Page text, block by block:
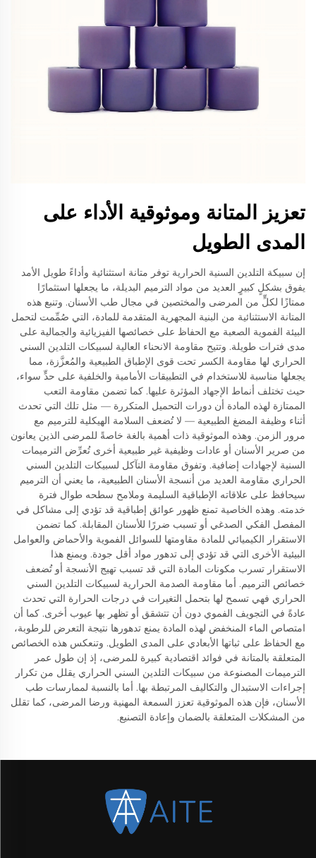
تعزيز المتانة وموثوقية الأداء على
المدى الطويل
إن سبيكة التلدين السنية الحرارية توفر متانة استثنائية وأداءً طويل الأمد
يفوق بشكلٍ كبيرٍ العديد من مواد الترميم البديلة، ما يجعلها استثمارًا
ممتازًا لكلٍّ من المرضى والمختصين في مجال طب الأسنان. وتنبع هذه
المتانة الاستثنائية من البنية المجهرية المتقدمة للمادة، التي صُمِّمت لتحمل
البيئة الفموية الصعبة مع الحفاظ على خصائصها الفيزيائية والجمالية على
مدى فترات طويلة. وتتيح مقاومة الانحناء العالية لسبيكات التلدين السني
الحراري لها مقاومة الكسر تحت قوى الإطباق الطبيعية والمُعزَّزة، مما
يجعلها مناسبة للاستخدام في التطبيقات الأمامية والخلفية على حدٍّ سواء،
حيث تختلف أنماط الإجهاد المؤثرة عليها. كما تضمن مقاومة التعب
الممتازة لهذه المادة أن دورات التحميل المتكررة — مثل تلك التي تحدث
أثناء وظيفة المضغ الطبيعية — لا تُضعف السلامة الهيكلية للترميم مع
مرور الزمن. وهذه الموثوقية ذات أهمية بالغة خاصةً للمرضى الذين يعانون
من صرير الأسنان أو عادات وظيفية غير طبيعية أخرى تُعرِّض الترميمات
السنية لإجهادات إضافية. وتفوق مقاومة التآكل لسبيكات التلدين السني
الحراري مقاومة العديد من أنسجة الأسنان الطبيعية، ما يعني أن الترميم
سيحافظ على علاقاته الإطباقية السليمة وملامح سطحه طوال فترة
خدمته. وهذه الخاصية تمنع ظهور عوائق إطباقية قد تؤدي إلى مشاكل في
المفصل الفكي الصدغي أو تسبب ضررًا للأسنان المقابلة. كما تضمن
الاستقرار الكيميائي للمادة مقاومتها للسوائل الفموية والأحماض والعوامل
البيئية الأخرى التي قد تؤدي إلى تدهور مواد أقل جودة. ويمنع هذا
الاستقرار تسرب مكونات المادة التي قد تسبب تهيج الأنسجة أو تُضعف
خصائص الترميم. أما مقاومة الصدمة الحرارية لسبيكات التلدين السني
الحراري فهي تسمح لها بتحمل التغيرات في درجات الحرارة التي تحدث
عادةً في التجويف الفموي دون أن تتشقق أو تظهر بها عيوب أخرى. كما أن
امتصاص الماء المنخفض لهذه المادة يمنع تدهورها نتيجة التعرض للرطوبة،
مع الحفاظ على ثباتها الأبعادي على المدى الطويل. وتنعكس هذه الخصائص
المتعلقة بالمتانة في فوائد اقتصادية كبيرة للمرضى، إذ إن طول عمر
الترميمات المصنوعة من سبيكات التلدين السني الحراري يقلل من تكرار
إجراءات الاستبدال والتكاليف المرتبطة بها. أما بالنسبة لممارسات طب
الأسنان، فإن هذه الموثوقية تعزز السمعة المهنية ورضا المرضى، كما تقلل
من المشكلات المتعلقة بالضمان وإعادة التصنيع.